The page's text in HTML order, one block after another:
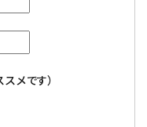
メです）